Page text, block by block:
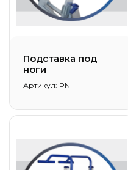
Подставка под
ноги
Артикул: PN